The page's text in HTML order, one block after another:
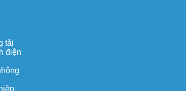
tải
điện